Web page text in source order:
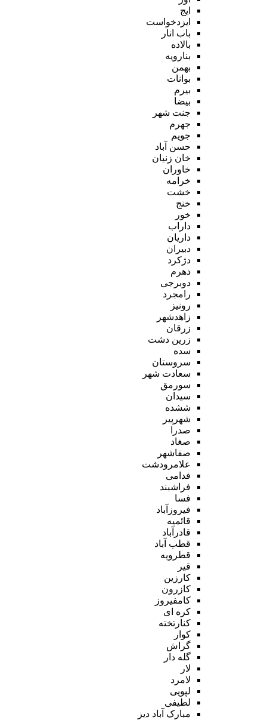
ایج
ایزدخواست
باب انار
بالاده
بنارویه
بهمن
بوانات
بیرم
بیضا
جنت شهر
جهرم
جویم
حسن آباد
خان زنیان
خاوران
خرامه
خشت
خنج
خور
داراب
داریان
دبیران
دژکرد
دهرم
دوبرجی
رامجرد
رونیز
زاهدشهر
زرقان
زرین دشت
سده
سروستان
سعادت شهر
سورمق
سیدان
ششده
شهرپیر
صدرا
صغاد
صفاشهر
علامرودشت
فدامی
فراشبند
فسا
فیروزآباد
قائمیه
قادرآباد
قطب آباد
قطرویه
قیر
کارزین
کازرون
کامفیروز
کره ای
کنارتخته
کوار
گراش
گله دار
لار
لامرد
لپویی
لطیفی
مبارک آباد دیز